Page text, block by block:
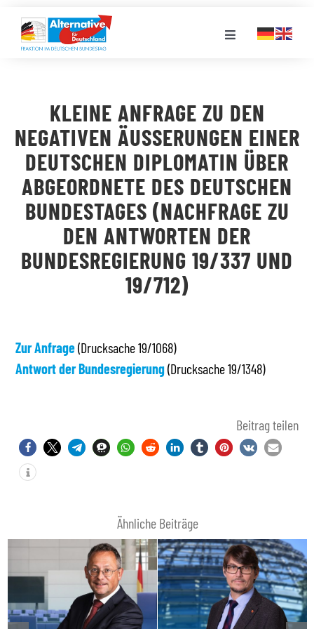
Inhalt
springen
Toggle
LANDESGRUPPEN
VERANSTALTUNGEN
PRESSE
STELLENPORTAL
KLEINE ANFRAGE ZU DEN
NEGATIVEN ÄUSSERUNGEN EINER D
EUTSCHEN DIPLOMATIN ÜBER A
BGEORDNETE DES DEUTSCHEN B
UNDESTAGES (NACHFRAGE ZU D
EN ANTWORTEN DER B
UNDESREGIERUNG 19/337 UND 1
9/712)
Zur Anfrage(Drucksache 19/1068)
Antwort der Bundesregierung(Drucksache 19/1348)
Beitrag teilen
Ähnliche Beiträge